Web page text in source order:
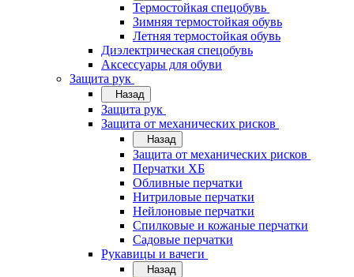
Термостойкая спецобувь
Зимняя термостойкая обувь
Летняя термостойкая обувь
Диэлектрическая спецобувь
Аксессуары для обуви
Защита рук
Назад
Защита рук
Защита от механических рисков
Назад
Защита от механических рисков
Перчатки ХБ
Обливные перчатки
Нитриловые перчатки
Нейлоновые перчатки
Спилковые и кожаные перчатки
Садовые перчатки
Рукавицы и вачеги
Назад